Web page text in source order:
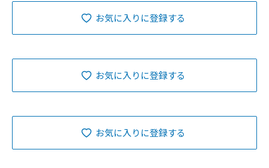
お気に入りに登録する
お気に入りに登録する
お気に入りに登録する